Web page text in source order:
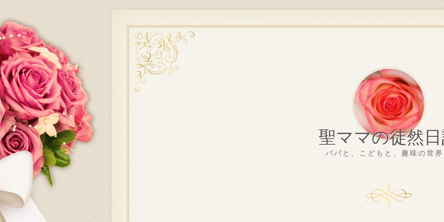
聖ママの徒然
パパと、こどもと、趣味の世